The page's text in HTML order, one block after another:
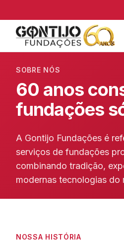
SOBRE NÓS
60 anos
fundações
A Gontijo Fundações é
serviços de fundações
combinando tradição,
modernas tecnologias do
NOSSA HISTÓRIA